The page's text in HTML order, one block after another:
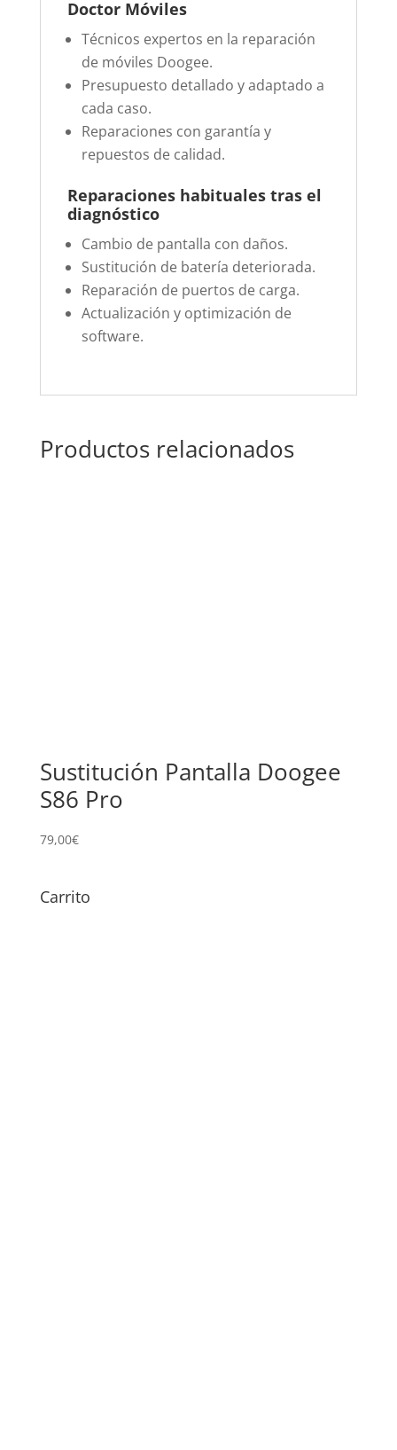
Doctor Móviles
Técnicos expertos en la reparación
de móviles Doogee.
Presupuesto detallado y adaptado a
cada caso.
Reparaciones con garantía y
repuestos de calidad.
Reparaciones habituales tras el
diagnóstico
Cambio de pantalla con daños.
Sustitución de batería deteriorada.
Reparación de puertos de carga.
Actualización y optimización de
software.
Productos relacionados
Sustitución Pantalla Doogee
S86 Pro
79,00€
Carrito